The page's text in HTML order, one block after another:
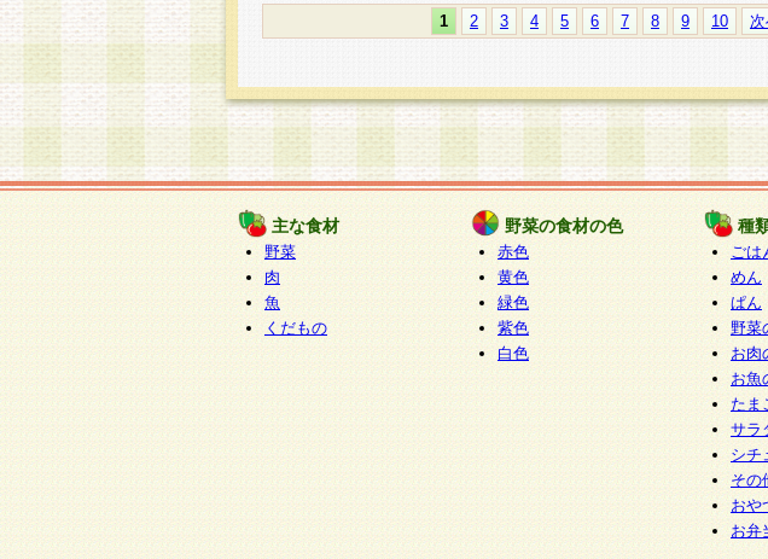
1 2 3 4 5 6 7 8 9 10
主な食材
野菜
肉
魚
くだもの
野菜の食材の色
赤色
黄色
緑色
紫色
白色
種
ごは
めん
ぱん
野菜
お肉
お魚
たま
サラ
シチ
その
おや
お弁